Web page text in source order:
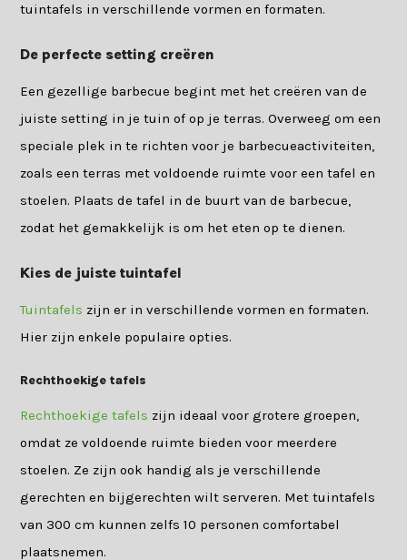
tuintafels in verschillende vormen en formaten.
De perfecte setting creëren
Een gezellige barbecue begint met het creëren van de
juiste setting in je tuin of op je terras. Overweeg om een
speciale plek in te richten voor je barbecueactiviteiten,
zoals een terras met voldoende ruimte voor een tafel en
stoelen. Plaats de tafel in de buurt van de barbecue,
zodat het gemakkelijk is om het eten op te dienen.
Kies de juiste tuintafel
Tuintafels zijn er in verschillende vormen en formaten.
Hier zijn enkele populaire opties.
Rechthoekige tafels
Rechthoekige tafels zijn ideaal voor grotere groepen,
omdat ze voldoende ruimte bieden voor meerdere
stoelen. Ze zijn ook handig als je verschillende
gerechten en bijgerechten wilt serveren. Met tuintafels
van 300 cm kunnen zelfs 10 personen comfortabel
plaatsnemen.